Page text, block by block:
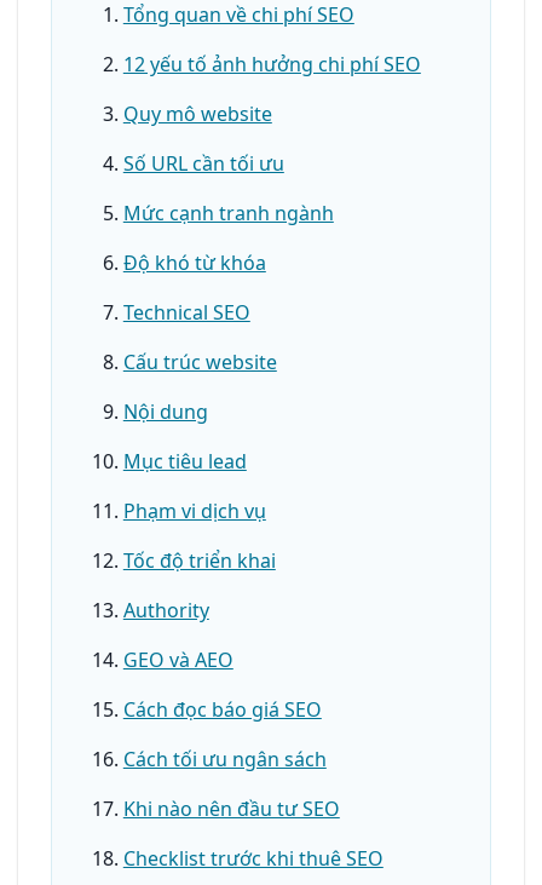
Tổng quan về chi phí SEO
12 yếu tố ảnh hưởng chi phí SEO
Quy mô website
Số URL cần tối ưu
Mức cạnh tranh ngành
Độ khó từ khóa
Technical SEO
Cấu trúc website
Nội dung
Mục tiêu lead
Phạm vi dịch vụ
Tốc độ triển khai
Authority
GEO và AEO
Cách đọc báo giá SEO
Cách tối ưu ngân sách
Khi nào nên đầu tư SEO
Checklist trước khi thuê SEO